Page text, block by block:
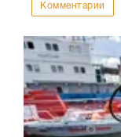
Комментарии